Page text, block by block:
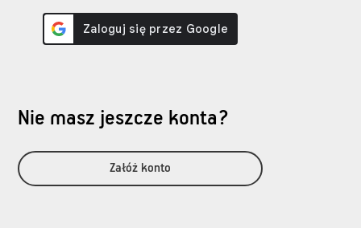
Nie masz jeszcze konta?
Załóż konto